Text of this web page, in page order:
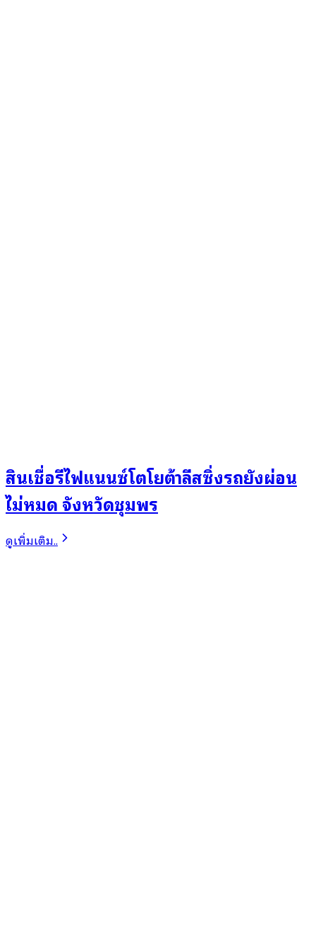
สินเชื่อรีไฟแนนซ์โตโยต้าลีสซิ่งรถยังผ่อน
ไม่หมด จังหวัดชุมพร
ดูเพิ่มเติม..